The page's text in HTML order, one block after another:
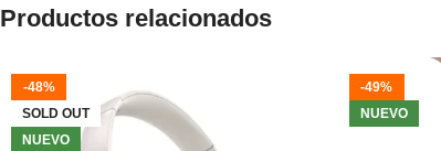
puede ofrecer.
producto.
Diseño elegante, brinda libertad de
movimiento gracias a su tecnología
Material
de
Productos relacionados
-48%
SOLD OUT
NUEVO
-49%
NUEVO